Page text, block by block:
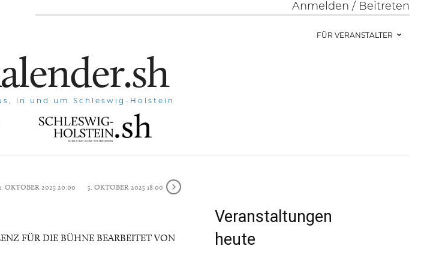
Anmelden / Beitreten
FÜR VERANSTALTER
in und um Schleswig-Holstein
OKTOBER 2025 20:00 5. OKTOBER 2025 18:00
FÜR DIE BÜHNE BEARBEITET VON
Veranstaltungen
heute